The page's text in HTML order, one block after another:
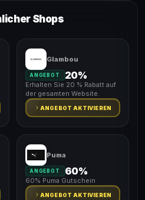
Shops
Glambou
ANGEBOT 20%
Erhalten Sie 20 % Rabatt auf
der gesamten Website.
ANGEBOT AKTIVIEREN
Puma
ANGEBOT 60%
60% Puma Gutschein
ANGEBOT AKTIVIEREN